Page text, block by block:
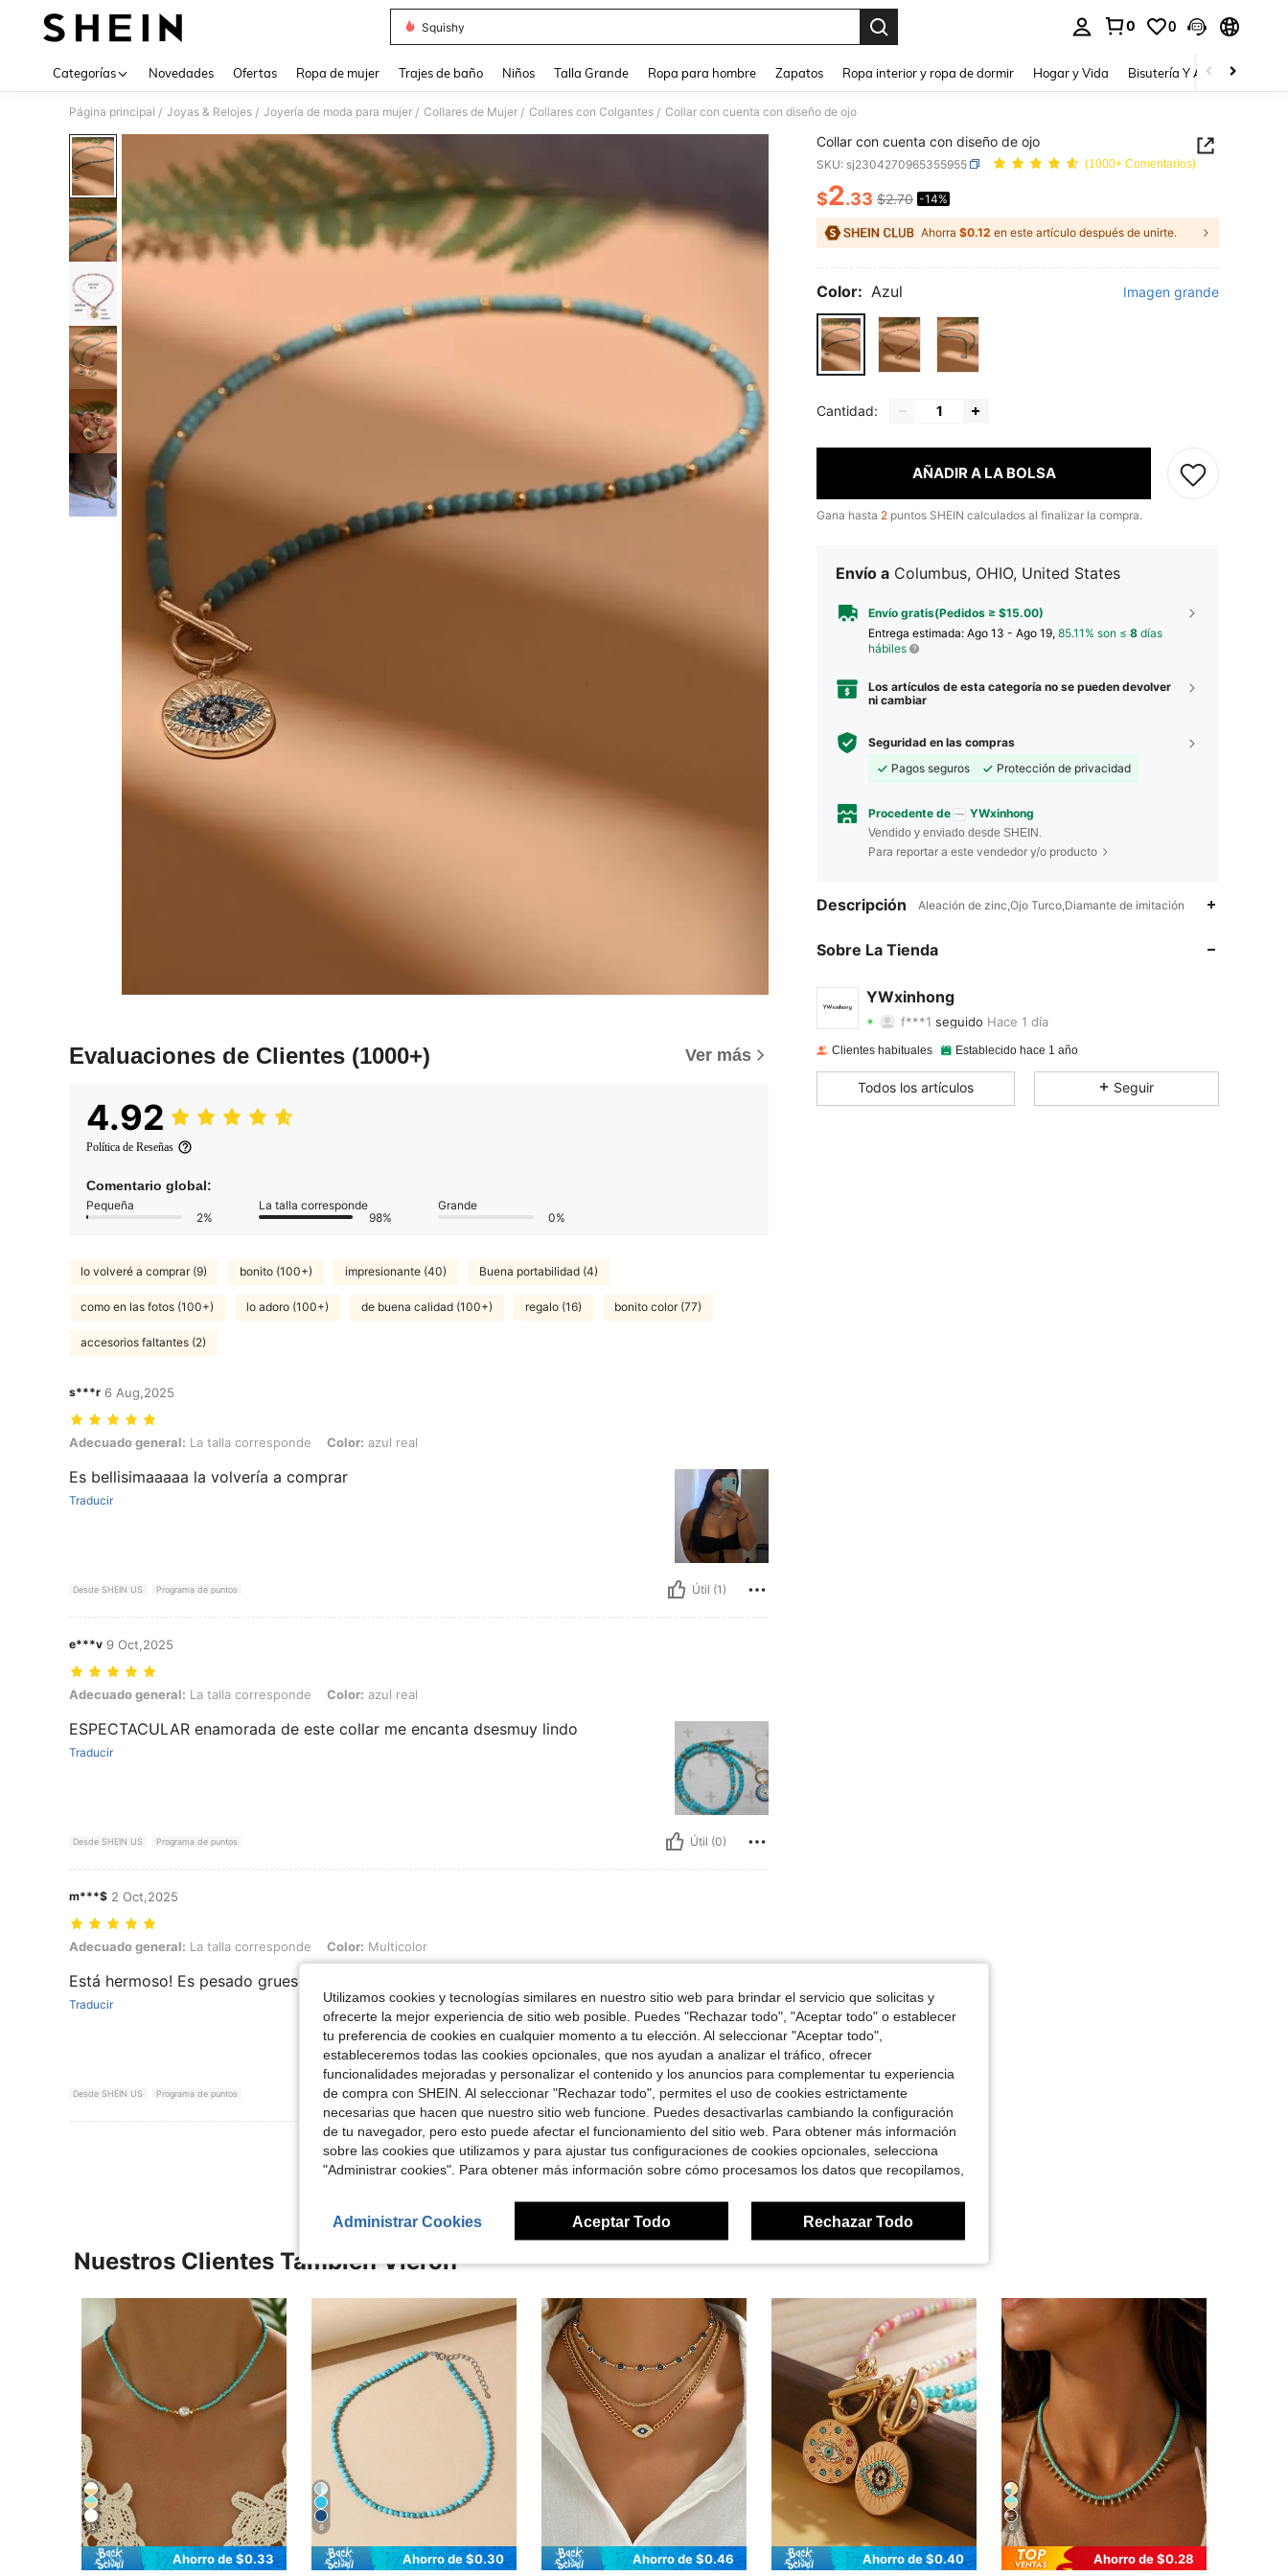
Squishy
0 0
Categorías Novedades Ofertas Ropa de mujer Trajes de baño Niños Talla Grande Ropa para hombre Zapatos Ropa interior y ropa de dormir Hogar y Vida Bisutería Y Accesorios
Página principal / Joyas & Relojes / Joyería de moda para mujer / Collares de Mujer / Collares con Colgantes / Collar con cuenta con diseño de ojo
Evaluaciones de Clientes (1000+) Ver más
4.92
Política de Reseñas
Comentario global:
Pequeña
2%
La talla corresponde
98%
Grande
0%
lo volveré a comprar (9) bonito (100+) impresionante (40) Buena portabilidad (4)
como en las fotos (100+) lo adoro (100+) de buena calidad (100+) regalo (16) bonito color (77)
accesorios faltantes (2)
s***r 6 Aug,2025
Adecuado general: La talla corresponde, Color: azul real
Adecuado general: La talla corresponde Color: azul real
Es bellisimaaaaa la volvería a comprar
Traducir
Desde SHEIN US Programa de puntos Útil (1)
e***v 9 Oct,2025
Adecuado general: La talla corresponde, Color: azul real
Adecuado general: La talla corresponde Color: azul real
ESPECTACULAR enamorada de este collar me encanta dsesmuy lindo
Traducir
Desde SHEIN US Programa de puntos Útil (0)
m***$ 2 Oct,2025
Adecuado general: La talla corresponde, Color: Multicolor
Adecuado general: La talla corresponde Color: Multicolor
Está hermoso! Es pesado grueso precioso! Queda bien ya muestro foto
Traducir
Desde SHEIN US Programa de puntos Útil (0)
Ver Más Reseñas
Collar con cuenta con diseño de ojo
SKU: sj2304270965355955 (1000+ Comentarios)
PRICE AND AVAILABILITY
$2.33 $2.70 -14%
Ahorra $0.12 en este artículo después de unirte.
Color: Azul Imagen grande
Cantidad:
AÑADIR A LA BOLSA
Gana hasta 2 puntos SHEIN calculados al finalizar la compra.
Envío a Columbus, OHIO, United States
Envío gratis(Pedidos ≥ $15.00)
Entrega estimada: Ago 13 - Ago 19, 85.11% son ≤ 8 días
hábiles
Los artículos de esta categoría no se pueden devolver
ni cambiar
Seguridad en las compras
Pagos seguros
Protección de privacidad
Procedente de YWxinhong
Vendido y enviado desde SHEIN.
Para reportar a este vendedor y/o producto
Descripción Aleación de zinc,Ojo Turco,Diamante de imitación
Sobre La Tienda
YWxinhong
4.91
seguido
4.91 Calificación 18Artículos
4.91 18 1.4K
Clientes habituales Establecido hace 1 año
Todos los artículos Seguir
Nuestros Clientes También Vieron
13
Ahorro de $0.33
6
Ahorro de $0.30 Ahorro de $0.46 Ahorro de $0.40
6
Ahorro de $0.28
Utilizamos cookies y tecnologías similares en nuestro sitio web para brindar el servicio que solicitas y
ofrecerte la mejor experiencia de sitio web posible. Puedes "Rechazar todo", "Aceptar todo" o establecer
tu preferencia de cookies en cualquier momento a tu elección. Al seleccionar "Aceptar todo",
estableceremos todas las cookies opcionales, que nos ayudan a analizar el tráfico, ofrecer
funcionalidades mejoradas y personalizar el contenido y los anuncios para complementar tu experiencia
de compra con SHEIN. Al seleccionar "Rechazar todo", permites el uso de cookies estrictamente
necesarias que hacen que nuestro sitio web funcione. Puedes desactivarlas cambiando la configuración
de tu navegador, pero esto puede afectar el funcionamiento del sitio web. Para obtener más información
sobre las cookies que utilizamos y para ajustar tus configuraciones de cookies opcionales, selecciona
"Administrar cookies". Para obtener más información sobre cómo procesamos los datos que recopilamos,
Administrar Cookies Aceptar Todo Rechazar Todo